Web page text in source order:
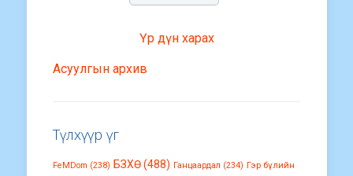
Үр дүн харах
Асуулгын архив
Түлхүүр үг
FeMDom (238) БЗХӨ(488) Ганцаардал (234) Гэр бүлийн